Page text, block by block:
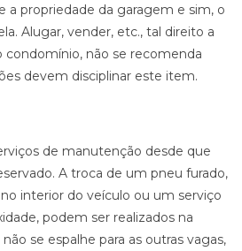
a propriedade da garagem e sim, o
Alugar, vender, etc., tal direito a
condomínio, não se recomenda
devem disciplinar este item.
de manutenção desde que
A troca de um pneu furado,
interior do veículo ou um serviço
podem ser realizados na
se espalhe para as outras vagas,